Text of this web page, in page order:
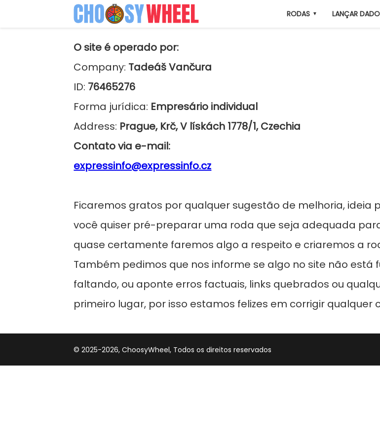
RODAS ▼ LANÇAR
O site é operado por:
Company: Tadeáš Vančura
ID: 76465276
Forma jurídica: Empresário individual
Address: Prague, Krč, V lískách 1778/1, Czechia
Contato via e-mail:
expressinfo@expressinfo.cz
Ficaremos gratos por qualquer sugestão de melhoria, ideia
você quiser pré-preparar uma roda que seja adequada
quase certamente faremos algo a respeito e criaremos a
Também pedimos que nos informe se algo no site não está
faltando, ou aponte erros factuais, links quebrados ou
primeiro lugar, por isso estamos felizes em corrigir
© 2025-2026, ChoosyWheel, Todos os direitos reservados